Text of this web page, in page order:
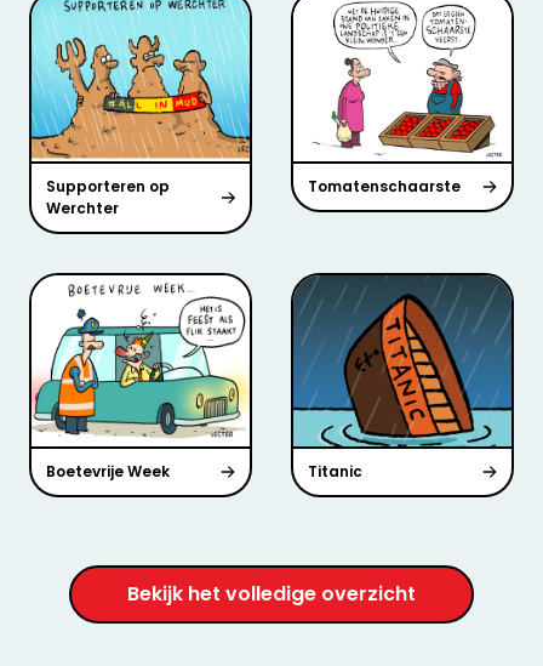
Supporteren op
Werchter
Tomatenschaarste
Boetevrije Week Titanic
Bekijk het volledige overzicht